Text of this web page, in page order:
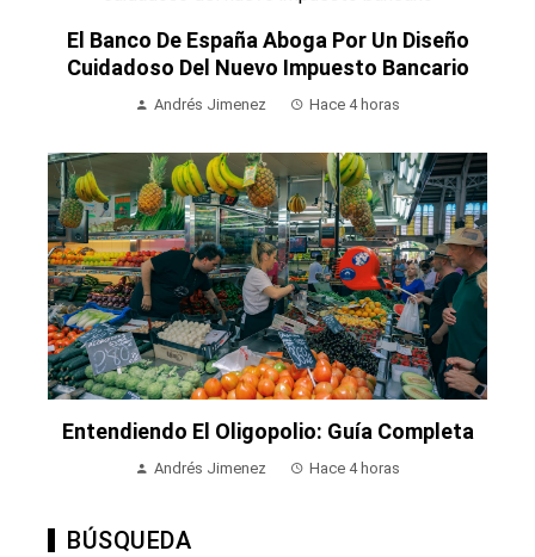
El Banco De España Aboga Por Un Diseño
Cuidadoso Del Nuevo Impuesto Bancario
Andrés Jimenez Hace 4 horas
Entendiendo El Oligopolio: Guía Completa
Andrés Jimenez Hace 4 horas
BÚSQUEDA